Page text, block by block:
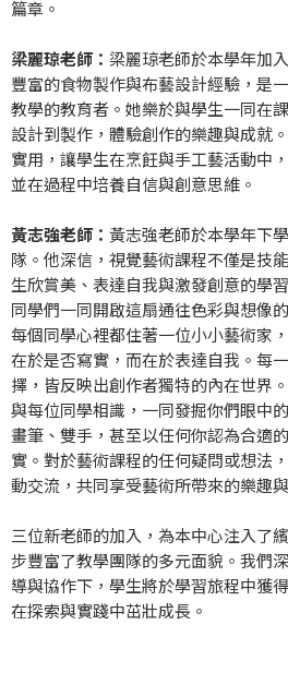
篇章。
梁麗琼老師： 梁麗琼老師於本學年加
豐富的食物製作與布藝設計經驗，是
教學的教育者。她樂於與學生一同在
設計到製作，體驗創作的樂趣與成就
實用，讓學生在烹飪與手工藝活動中
並在過程中培養自信與創意思維。
黃志強老師： 黃志強老師於本學年下
隊。他深信，視覺藝術課程不僅是技
生欣賞美、表達自我與激發創意的學
同學們一同開啟這扇通往色彩與想像
每個同學心裡都住著一位小小藝術家
在於是否寫實，而在於表達自我。每
擇，皆反映出創作者獨特的內在世界
與每位同學相識，一同發掘你們眼中
畫筆、雙手，甚至以任何你認為合適
實。對於藝術課程的任何疑問或想法
動交流，共同享受藝術所帶來的樂趣
三位新老師的加入，為本中心注入了
步豐富了教學團隊的多元面貌。我們
導與協作下，學生將於學習旅程中獲
在探索與實踐中茁壯成長。